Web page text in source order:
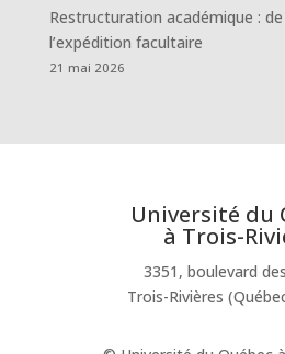
Restructuration académique : de
l’expédition facultaire
21 mai 2026
Université du
à Trois-
3351, boulevard
Trois-Rivières